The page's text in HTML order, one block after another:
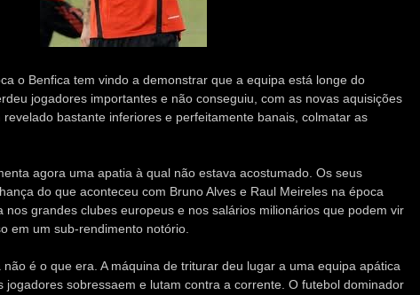
o Benfica tem vindo a demonstrar que a equipa está longe do
jogadores importantes e não conseguiu, com as novas aquisições
bastante inferiores e perfeitamente banais, colmatar as
agora uma apatia à qual não estava acostumado. Os seus
do que aconteceu com Bruno Alves e Raul Meireles na época
nos grandes clubes europeus e nos salários milionários que podem vir
em um sub-rendimento notório.
é o que era. A máquina de triturar deu lugar a uma equipa apática
jogadores sobressaem e lutam contra a corrente. O futebol dominador